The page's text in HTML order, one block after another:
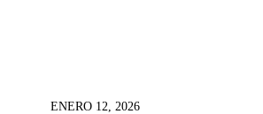
ENERO 12, 2026